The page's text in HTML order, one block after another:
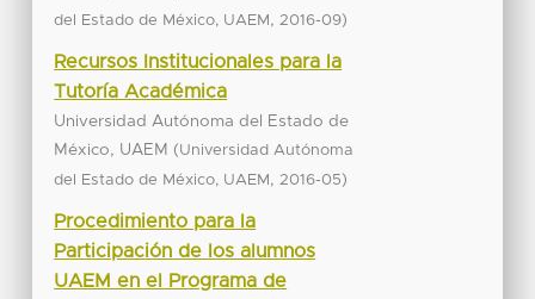
del Estado de México, UAEM , 2016-09)
Recursos Institucionales para la
Tutoría Académica
Universidad Autónoma del Estado de
México, UAEM (Universidad Autónoma
del Estado de México, UAEM , 2016-05)
Procedimiento para la
Participación de los alumnos
UAEM en el Programa de